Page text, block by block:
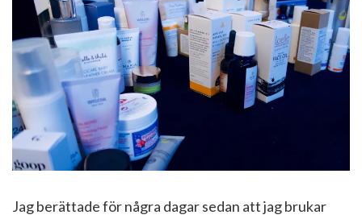
Jag berättade för några dagar sedan att jag brukar